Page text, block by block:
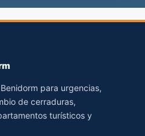
para urgencias,
de cerraduras,
turísticos y